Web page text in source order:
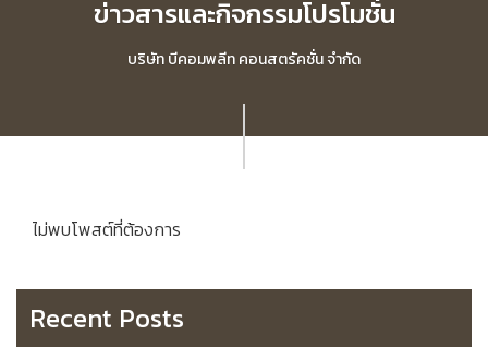
ข่าวสารและกิจกรรมโปรโมชั่น
บริษัท บีคอมพลีท คอนสตรัคชั่น จำกัด
ไม่พบโพสต์ที่ต้องการ
Recent Posts